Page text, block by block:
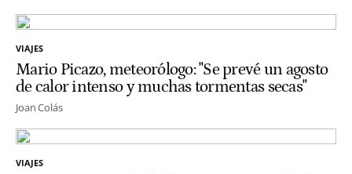
VIAJES
Mario Picazo, meteorólogo: "Se prevé un agosto
de calor intenso y muchas tormentas secas"
Joan Colás
VIAJES